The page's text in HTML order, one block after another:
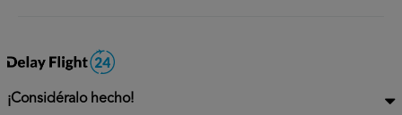
¡Considéralo hecho!